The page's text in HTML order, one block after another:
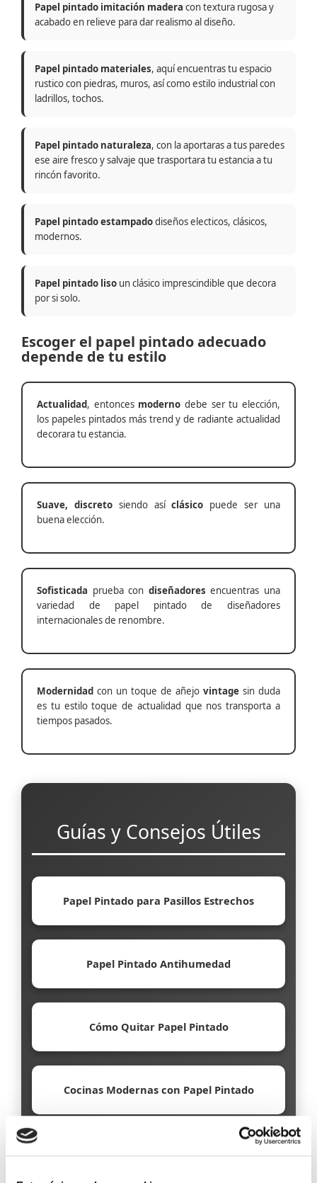
Papel pintado imitación madera con textura rugosa y
acabado en relieve para dar realismo al diseño.
Papel pintado materiales, aquí encuentras tu espacio
rustico con piedras, muros, así como estilo industrial con
ladrillos, tochos.
Papel pintado naturaleza, con la aportaras a tus paredes
ese aire fresco y salvaje que trasportara tu estancia a tu
rincón favorito.
Papel pintado estampadodiseños electicos, clásicos,
modernos.
Papel pintado liso un clásico imprescindible que decora
por si solo.
Escoger el papel pintado adecuado
depende de tu estilo
Actualidad, entonces moderno debe ser tu elección,
los papeles pintados más trend y de radiante actualidad
decorara tu estancia.
Suave, discretosiendo asíclásico puede ser una
buena elección.
Sofisticada prueba con diseñadores encuentras una
variedad de papel pintado de diseñadores
internacionales de renombre.
Modernidad con un toque de añejo vintage sin duda
es tu estilo toque de actualidad que nos transporta a
tiempos pasados.
Guías y Consejos Útiles
Papel Pintado para Pasillos Estrechos
Papel Pintado Antihumedad
Cómo Quitar Papel Pintado
Cocinas Modernas con Papel Pintado
Papel Pintado Ecológico